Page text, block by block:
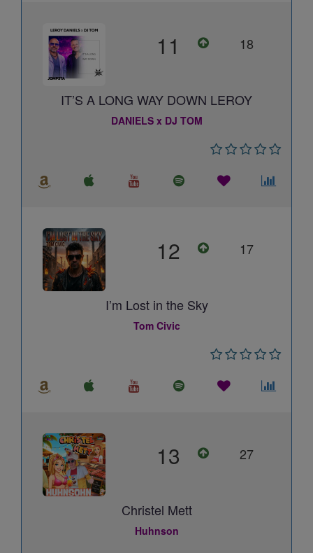
11 18
IT’S A LONG WAY DOWN LEROY
DANIELS x DJ TOM
12 17
I’m Lost in the Sky
Tom Civic
13 27
Christel Mett
Huhnson